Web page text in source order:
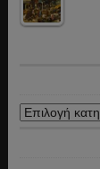
Κατηγορίες